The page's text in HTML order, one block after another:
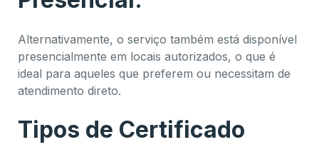
Alternativamente, o serviço também está disponível
presencialmente em locais autorizados, o que é
ideal para aqueles que preferem ou necessitam de
atendimento direto.
Tipos de Certificado